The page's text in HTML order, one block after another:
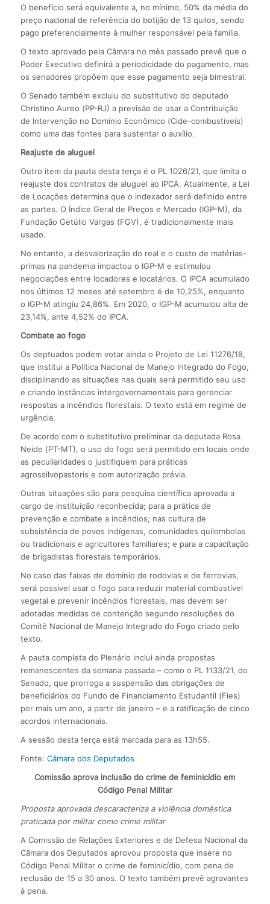
O benefício será equivalente a, no mínimo, 50% da média do
preço nacional de referência do botijão de 13 quilos, sendo
pago preferencialmente à mulher responsável pela família.
O texto aprovado pela Câmara no mês passado prevê que o
Poder Executivo definirá a periodicidade do pagamento, mas
os senadores propõem que esse pagamento seja bimestral.
O Senado também excluiu do substitutivo do deputado
Christino Aureo (PP-RJ) a previsão de usar a Contribuição
de Intervenção no Domínio Econômico (Cide-combustíveis)
como uma das fontes para sustentar o auxílio.
Reajuste de aluguel
Outro item da pauta desta terça é o PL 1026/21, que limita o
reajuste dos contratos de aluguel ao IPCA. Atualmente, a Lei
de Locações determina que o indexador será definido entre
as partes. O Índice Geral de Preços e Mercado (IGP-M), da
Fundação Getúlio Vargas (FGV), é tradicionalmente mais
usado.
No entanto, a desvalorização do real e o custo de matérias-
primas na pandemia impactou o IGP-M e estimulou
negociações entre locadores e locatários. O IPCA acumulado
nos últimos 12 meses até setembro é de 10,25%, enquanto
o IGP-M atingiu 24,86%. Em 2020, o IGP-M acumulou alta de
23,14%, ante 4,52% do IPCA.
Combate ao fogo
Os deptuados podem votar ainda o Projeto de Lei 11276/18,
que institui a Política Nacional de Manejo Integrado do Fogo,
disciplinando as situações nas quais será permitido seu uso
e criando instâncias intergovernamentais para gerenciar
respostas a incêndios florestais. O texto está em regime de
urgência.
De acordo com o substitutivo preliminar da deputada Rosa
Neide (PT-MT), o uso do fogo será permitido em locais onde
as peculiaridades o justifiquem para práticas
agrossilvopastoris e com autorização prévia.
Outras situações são para pesquisa científica aprovada a
cargo de instituição reconhecida; para a prática de
prevenção e combate a incêndios; nas cultura de
subsistência de povos indígenas, comunidades quilombolas
ou tradicionais e agricultores familiares; e para a capacitação
de brigadistas florestais temporários.
No caso das faixas de domínio de rodovias e de ferrovias,
será possível usar o fogo para reduzir material combustível
vegetal e prevenir incêndios florestais, mas devem ser
adotadas medidas de contenção segundo resoluções do
Comitê Nacional de Manejo Integrado do Fogo criado pelo
texto.
A pauta completa do Plenário inclui ainda propostas
remanescentes da semana passada – como o PL 1133/21, do
Senado, que prorroga a suspensão das obrigações de
beneficiários do Fundo de Financiamento Estudantil (Fies)
por mais um ano, a partir de janeiro – e a ratificação de cinco
acordos internacionais.
A sessão desta terça está marcada para as 13h55.
Fonte: Câmara dos Deputados
Comissão aprova inclusão do crime de feminicídio em
Código Penal Militar
Proposta aprovada descaracteriza a violência doméstica
praticada por militar como crime militar
A Comissão de Relações Exteriores e de Defesa Nacional da
Câmara dos Deputados aprovou proposta que insere no
Código Penal Militar o crime de feminicídio, com pena de
reclusão de 15 a 30 anos. O texto também prevê agravantes
à pena.